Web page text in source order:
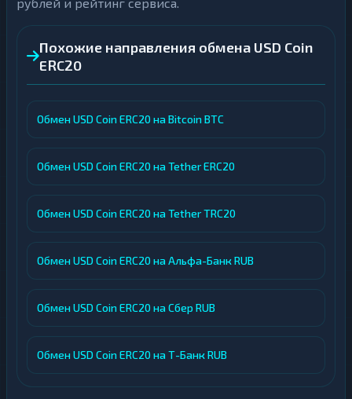
Похожие направления обмена USD Coin
ERC20
Обмен USD Coin ERC20 на Bitcoin BTC
Обмен USD Coin ERC20 на Tether ERC20
Обмен USD Coin ERC20 на Tether TRC20
Обмен USD Coin ERC20 на Альфа-Банк RUB
Обмен USD Coin ERC20 на Сбер RUB
Обмен USD Coin ERC20 на Т-Банк RUB